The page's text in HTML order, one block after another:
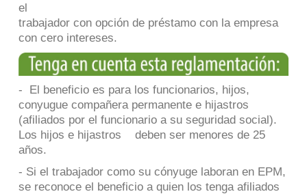
el
trabajador con opción de préstamo con la empresa
con cero intereses.
- El beneficio es para los funcionarios, hijos,
conyugue compañera permanente e hijastros
(afiliados por el funcionario a su seguridad social).
Los hijos e hijastros deben ser menores de 25
años.
- Si el trabajador como su cónyuge laboran en EPM,
se reconoce el beneficio a quien los tenga afiliados